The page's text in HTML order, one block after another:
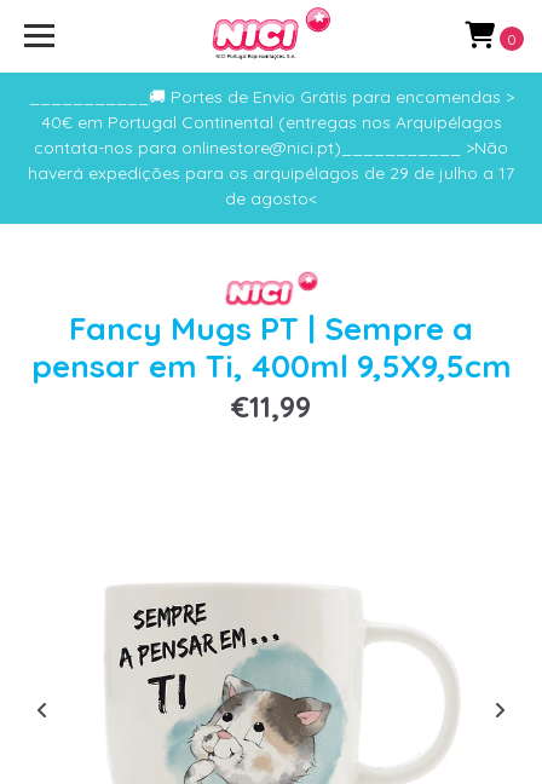
___________🚚 Portes de Envio Grátis para encomendas >
40€ em Portugal Continental (entregas nos Arquipélagos
contata-nos para onlinestore@nici.pt)___________ >Não
haverá expedições para os arquipélagos de 29 de julho a 17
de agosto<
0
Fancy Mugs PT | Sempre a
pensar em Ti, 400ml 9,5X9,5cm
€11,99